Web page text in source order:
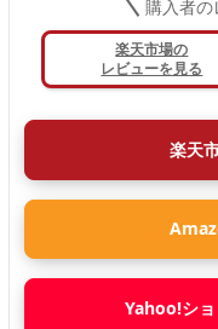
購入者の
楽天市場の
レビューを見る
楽天
Yahoo!シ